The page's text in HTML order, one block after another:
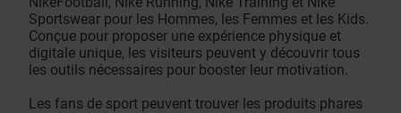
Sportswear pour les Hommes, les Femmes et les Kids.
Conçue pour proposer une expérience physique et
digitale unique, les visiteurs peuvent y découvrir tous
les outils nécessaires pour booster leur motivation.
Les fans de sport peuvent trouver les produits phares